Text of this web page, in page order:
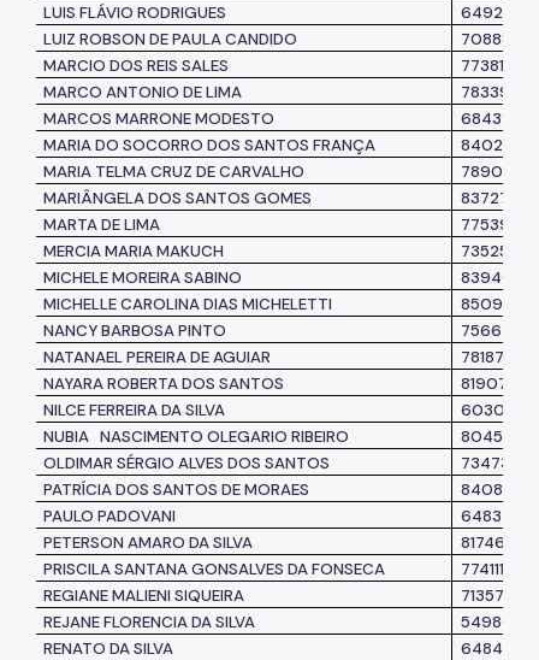
LUIS FLÁVIO RODRIGUES
6492479
LUIZ ROBSON DE PAULA CANDIDO
7088825
MARCIO DOS REIS SALES
7738188
MARCO ANTONIO DE LIMA
7833962
MARCOS MARRONE MODESTO
6843930
MARIA DO SOCORRO DOS SANTOS FRANÇA
8402701
MARIA TELMA CRUZ DE CARVALHO
7890338
MARIÂNGELA DOS SANTOS GOMES
8372781
MARTA DE LIMA
7753951
MERCIA MARIA MAKUCH
7352581
MICHELE MOREIRA SABINO
8394024
MICHELLE CAROLINA DIAS MICHELETTI
8509794
NANCY BARBOSA PINTO
7566441
NATANAEL PEREIRA DE AGUIAR
7818742
NAYARA ROBERTA DOS SANTOS
8190780
NILCE FERREIRA DA SILVA
6030190
NUBIA NASCIMENTO OLEGARIO RIBEIRO
8045071
OLDIMAR SÉRGIO ALVES DOS SANTOS
7347324
PATRÍCIA DOS SANTOS DE MORAES
8408718
PAULO PADOVANI
6483763
PETERSON AMARO DA SILVA
8174695
PRISCILA SANTANA GONSALVES DA FONSECA
7741111
REGIANE MALIENI SIQUEIRA
7135785
REJANE FLORENCIA DA SILVA
5498082
RENATO DA SILVA
6484654